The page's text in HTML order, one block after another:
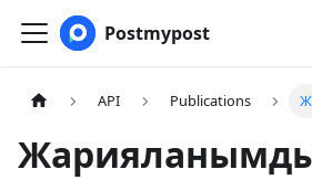
Postmypost
API Publications